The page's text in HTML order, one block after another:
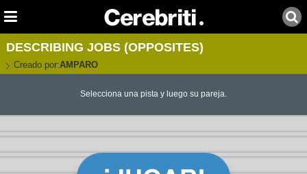
DESCRIBING JOBS (OPPOSITES)
Creado por:AMPARO
Selecciona una pista y luego su pareja.